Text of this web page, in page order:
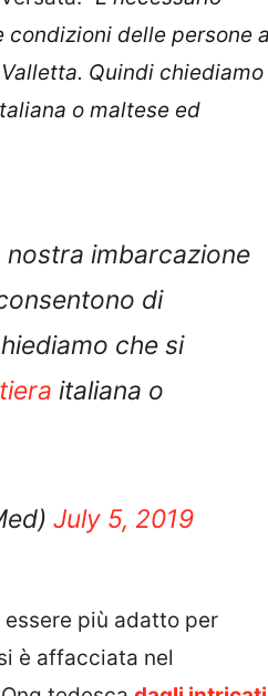
delle persone a
Quindi chiediamo
taliana o maltese ed
imbarcazione
che si
è affacciata nel
tedescadagli intricati